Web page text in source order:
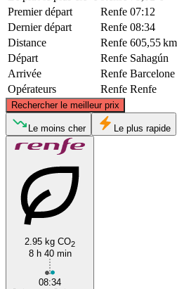
Premier départ
Renfe 07:12
Dernier départ
Renfe 08:34
Distance
Renfe 605,55 km
Départ
Renfe Sahagún
Arrivée
Renfe Barcelone
Opérateurs
Renfe Renfe
Rechercher le meilleur prix
Sahagún
Le moins cher Le plus rapide
2.95 kg CO2
8 h 40 min
08:34